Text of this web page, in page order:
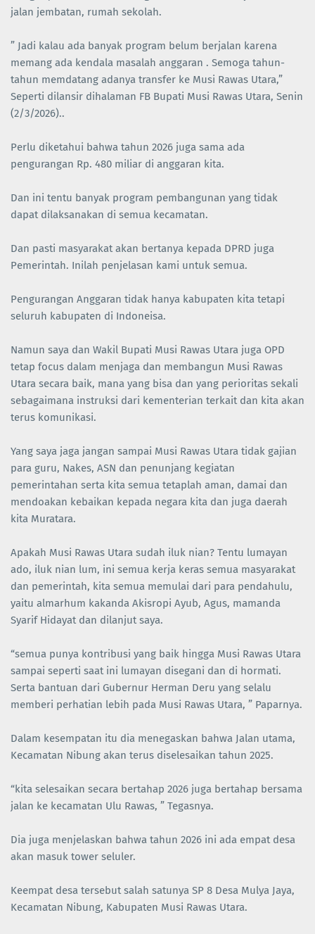
jalan jembatan, rumah sekolah.
” Jadi kalau ada banyak program belum berjalan karena
memang ada kendala masalah anggaran . Semoga tahun-
tahun memdatang adanya transfer ke Musi Rawas Utara,”
Seperti dilansir dihalaman FB Bupati Musi Rawas Utara, Senin
(2/3/2026)..
Perlu diketahui bahwa tahun 2026 juga sama ada
pengurangan Rp. 480 miliar di anggaran kita.
Dan ini tentu banyak program pembangunan yang tidak
dapat dilaksanakan di semua kecamatan.
Dan pasti masyarakat akan bertanya kepada DPRD juga
Pemerintah. Inilah penjelasan kami untuk semua.
Pengurangan Anggaran tidak hanya kabupaten kita tetapi
seluruh kabupaten di Indoneisa.
Namun saya dan Wakil Bupati Musi Rawas Utara juga OPD
tetap focus dalam menjaga dan membangun Musi Rawas
Utara secara baik, mana yang bisa dan yang perioritas sekali
sebagaimana instruksi dari kementerian terkait dan kita akan
terus komunikasi.
Yang saya jaga jangan sampai Musi Rawas Utara tidak gajian
para guru, Nakes, ASN dan penunjang kegiatan
pemerintahan serta kita semua tetaplah aman, damai dan
mendoakan kebaikan kepada negara kita dan juga daerah
kita Muratara.
Apakah Musi Rawas Utara sudah iluk nian? Tentu lumayan
ado, iluk nian lum, ini semua kerja keras semua masyarakat
dan pemerintah, kita semua memulai dari para pendahulu,
yaitu almarhum kakanda Akisropi Ayub, Agus, mamanda
Syarif Hidayat dan dilanjut saya.
“semua punya kontribusi yang baik hingga Musi Rawas Utara
sampai seperti saat ini lumayan disegani dan di hormati.
Serta bantuan dari Gubernur Herman Deru yang selalu
memberi perhatian lebih pada Musi Rawas Utara, ” Paparnya.
Dalam kesempatan itu dia menegaskan bahwa Jalan utama,
Kecamatan Nibung akan terus diselesaikan tahun 2025.
“kita selesaikan secara bertahap 2026 juga bertahap bersama
jalan ke kecamatan Ulu Rawas, ” Tegasnya.
Dia juga menjelaskan bahwa tahun 2026 ini ada empat desa
akan masuk tower seluler.
Keempat desa tersebut salah satunya SP 8 Desa Mulya Jaya,
Kecamatan Nibung, Kabupaten Musi Rawas Utara.